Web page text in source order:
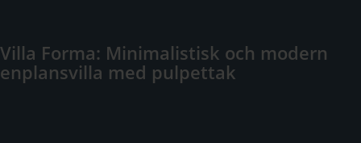
Villa Forma: Minimalistisk och modern
enplansvilla med pulpettak